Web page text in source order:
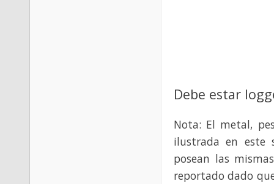
Debe estar
Nota: El metal,
ilustrada en este
posean las
reportado dado